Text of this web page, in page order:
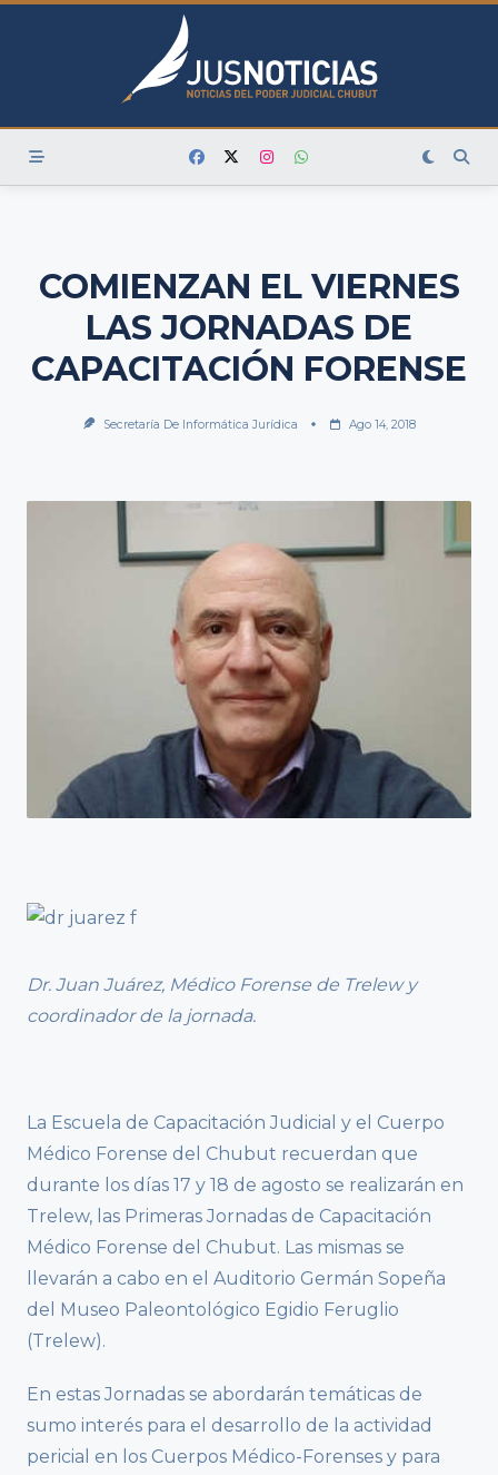
Skip
COMIENZAN EL VIERNES
LAS JORNADAS DE
CAPACITACIÓN FORENSE
Secretaría De Informática Jurídica Ago 14, 2018
Dr. Juan Juárez, Médico Forense de Trelew y
coordinador de la jornada.
La Escuela de Capacitación Judicial y el Cuerpo
Médico Forense del Chubut recuerdan que
durante los días 17 y 18 de agosto se realizarán en
Trelew, las Primeras Jornadas de Capacitación
Médico Forense del Chubut. Las mismas se
llevarán a cabo en el Auditorio Germán Sopeña
del Museo Paleontológico Egidio Feruglio
(Trelew).
En estas Jornadas se abordarán temáticas de
sumo interés para el desarrollo de la actividad
pericial en los Cuerpos Médico-Forenses y para